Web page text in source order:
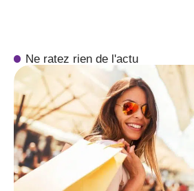
Ne ratez rien de l'actu